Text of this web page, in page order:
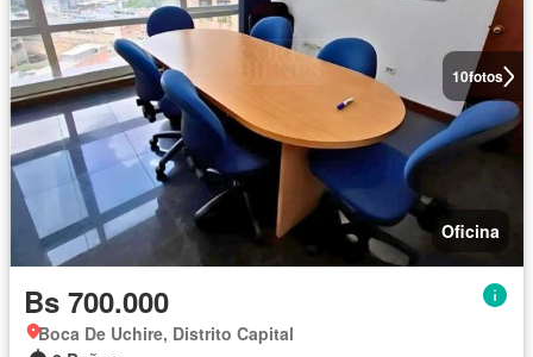
10fotos
Oficina
Bs 700.000
Boca De Uchire, Distrito Capital